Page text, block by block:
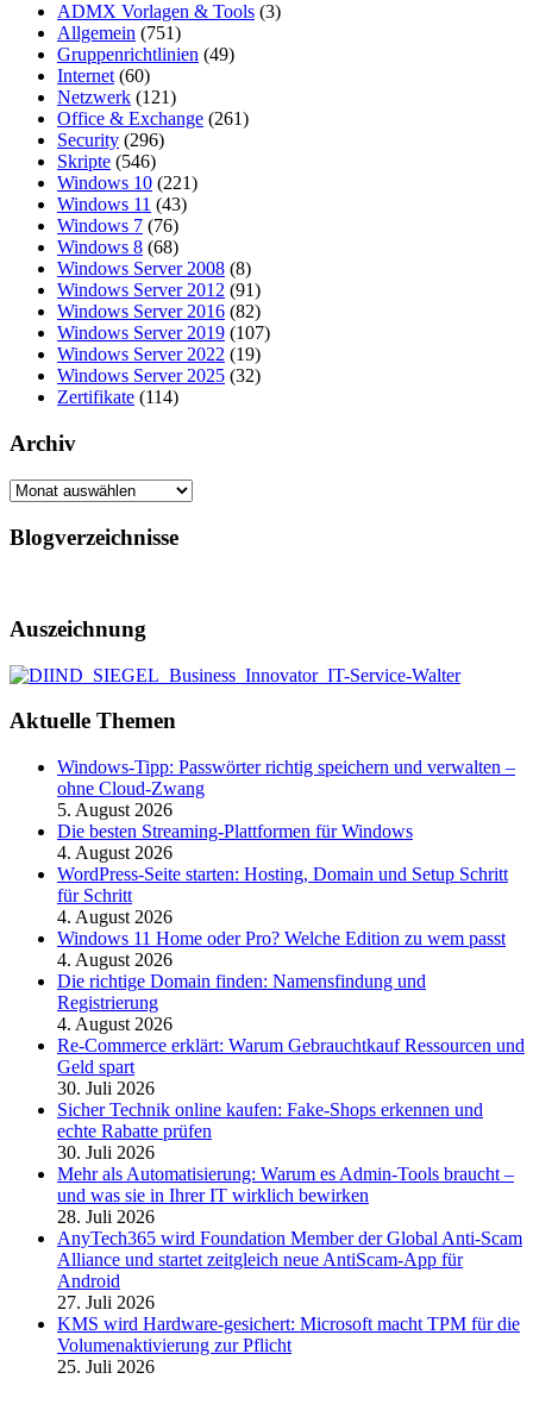
ADMX Vorlagen & Tools (3)
Allgemein (751)
Gruppenrichtlinien (49)
Internet(60)
Netzwerk (121)
Office & Exchange (261)
Security (296)
Skripte (546)
Windows 10 (221)
Windows 11 (43)
Windows 7 (76)
Windows 8 (68)
Windows Server 2008 (8)
Windows Server 2012 (91)
Windows Server 2016 (82)
Windows Server 2019 (107)
Windows Server 2022 (19)
Windows Server 2025 (32)
Zertifikate (114)
Archiv
Archiv
Blogverzeichnisse
Auszeichnung
Aktuelle Themen
Windows-Tipp: Passwörter richtig speichern und verwalten –
ohne Cloud-Zwang
5. August 2026
Die besten Streaming-Plattformen für Windows
4. August 2026
WordPress-Seite starten: Hosting, Domain und Setup Schritt
für Schritt
4. August 2026
Windows 11 Home oder Pro? Welche Edition zu wem passt
4. August 2026
Die richtige Domain finden: Namensfindung und
Registrierung
4. August 2026
Re-Commerce erklärt: Warum Gebrauchtkauf Ressourcen und
Geld spart
30. Juli 2026
Sicher Technik online kaufen: Fake-Shops erkennen und
echte Rabatte prüfen
30. Juli 2026
Mehr als Automatisierung: Warum es Admin-Tools braucht –
und was sie in Ihrer IT wirklich bewirken
28. Juli 2026
AnyTech365 wird Foundation Member der Global Anti-Scam
Alliance und startet zeitgleich neue AntiScam-App für
Android
27. Juli 2026
KMS wird Hardware-gesichert: Microsoft macht TPM für die
Volumenaktivierung zur Pflicht
25. Juli 2026